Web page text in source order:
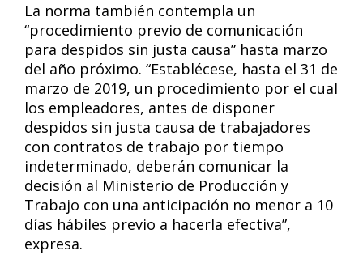
La norma también contempla un
“procedimiento previo de comunicación
para despidos sin justa causa” hasta marzo
del año próximo. “Establécese, hasta el 31 de
marzo de 2019, un procedimiento por el cual
los empleadores, antes de disponer
despidos sin justa causa de trabajadores
con contratos de trabajo por tiempo
indeterminado, deberán comunicar la
decisión al Ministerio de Producción y
Trabajo con una anticipación no menor a 10
días hábiles previo a hacerla efectiva”,
expresa.